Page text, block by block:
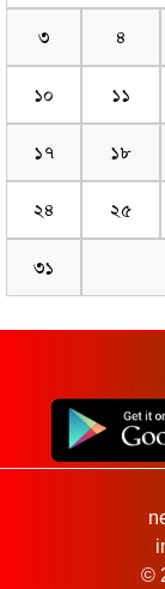
৩ ৪
১০ ১১
১৭ ১৮
২৪ ২৫
৩১
©